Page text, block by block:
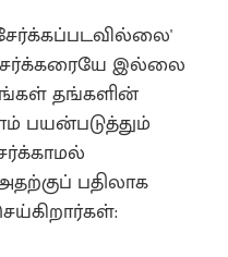
சர்க்கரையே இல்லை
தங்களின்
பயன்படுத்தும்
பதிலாக